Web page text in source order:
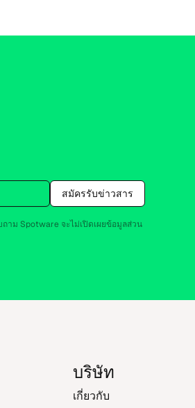
สมัครรับ​ข่าว​สาร
ม Spotware จะ​ไม่​เปิด​เผยข้อ​มูล​ส่วน​
บริ​ษัท
เกี่ยว​กับ